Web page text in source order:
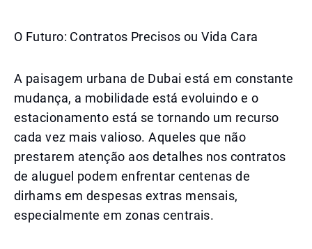
O Futuro: Contratos Precisos ou Vida Cara
A paisagem urbana de Dubai está em constante
mudança, a mobilidade está evoluindo e o
estacionamento está se tornando um recurso
cada vez mais valioso. Aqueles que não
prestarem atenção aos detalhes nos contratos
de aluguel podem enfrentar centenas de
dirhams em despesas extras mensais,
especialmente em zonas centrais.